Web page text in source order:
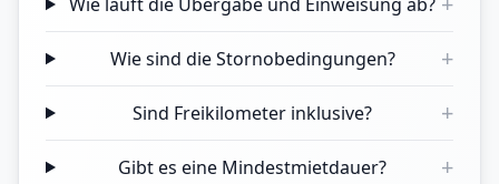
Wie sind die Stornobedingungen? +
Sind Freikilometer inklusive? +
Gibt es eine Mindestmietdauer? +